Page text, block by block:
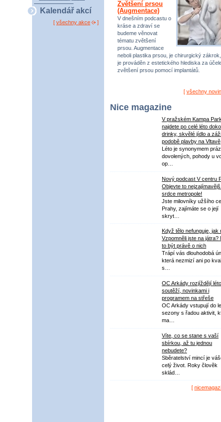
Kalendář akcí
[ všechny akce ]
Zvětšení prsou
(Augmentace)
V dnešním podcastu o
kráse a zdraví se
budeme věnovat
tématu zvětšení
prsou. Augmentace
neboli plastika prsou, je chirurgický
je prováděn z estetického hlediska za
zvětšení prsou pomocí implantátů.
[ všechny
Nice magazine
V pražském Kampa
najdete po celé léto
drinky, skvělé jídlo a
podobě plavby na Vltavě
Léto je synonymem
dovolených, pohody u
op…
Nový podcast V centru
Objevte to
srdce metropole!
Jste milovníky užšího
Prahy, zajímáte se o její
skryt…
Když tělo nefunguje, jak
Vzpomněli jste na játra?
to být právě o nich
Trápí vás dlouhodobá
která nezmizí ani po
s…
OC Arkády rozjíždějí léto
soutěží, novinkami i
programem na střeše
OC Arkády vstupují do
sezony s řadou aktivit,
ma…
Víte, co se stane s vaší
sbírkou, až tu jednou
nebudete?
Sběratelství mincí je
celý život. Roky člověk
sklád…
[